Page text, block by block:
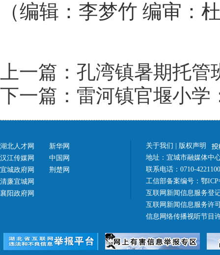
（编辑：李梦竹 编审：
上一篇：孔湾镇暑期托
下一篇：雷河镇官堰小学
湖北人才网
汉江传媒网
宜城政府网
清廉宜城网
襄阳政府网
新华网
中国网
荆楚网
关于我们
版权声明
地址：宜城市融媒体中
联系电话：0710-
工信部备案编号： 鄂ICP
互联网新闻信息服务登
互联网新闻信息服务许
信息网络传播视听节目